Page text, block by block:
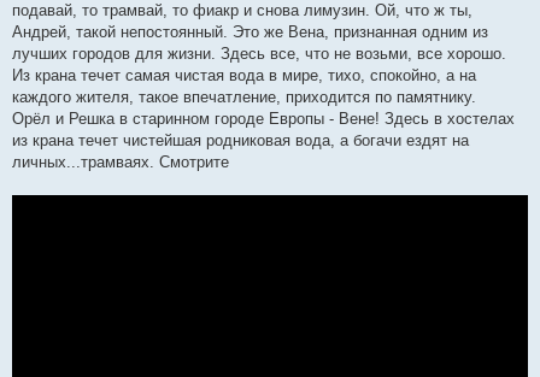
н
я
подавай, то трамвай, то фиакр и снова лимузин. Ой, что ж ты,
Андрей, такой непостоянный. Это же Вена, признанная одним из
лучших городов для жизни. Здесь все, что не возьми, все хорошо.
Из крана течет самая чистая вода в мире, тихо, спокойно, а на
каждого жителя, такое впечатление, приходится по памятнику.
Орёл и Решка в старинном городе Европы - Вене! Здесь в хостелах
из крана течет чистейшая родниковая вода, а богачи ездят на
личных...трамваях. Смотрите